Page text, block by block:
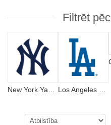
Filtrēt